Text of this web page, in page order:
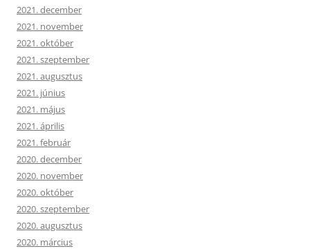
2021. december
2021. november
2021. október
2021. szeptember
2021. augusztus
2021. június
2021. május
2021. április
2021. február
2020. december
2020. november
2020. október
2020. szeptember
2020. augusztus
2020. március